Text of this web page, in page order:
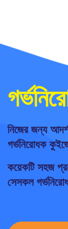
নিজের জন্য
গর্ভনিরোধক
কয়েকটি সহজ
সেসকল